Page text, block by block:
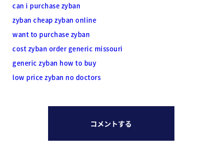
can i purchase zyban
zyban cheap zyban online
want to purchase zyban
cost zyban order generic missouri
generic zyban how to buy
low price zyban no doctors
コメントする